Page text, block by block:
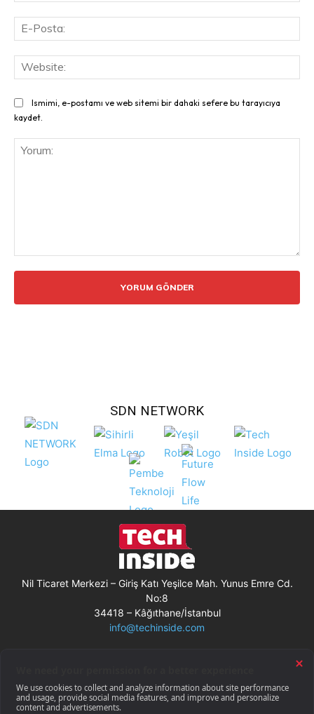
Ismimi, e-postamı ve web sitemi bir dahaki sefere bu tarayıcıya
kaydet.
SDN NETWORK
Nil Ticaret Merkezi – Giriş Katı Yeşilce Mah. Yunus Emre Cd.
No:8
34418 – Kâğıthane/İstanbul
info@techinside.com
Gizlilik Bildirimi
RSS